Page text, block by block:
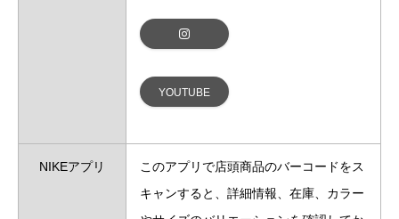
YOUTUBE
NIKEアプリ
このアプリで店頭商品のバーコードをス
キャンすると、詳細情報、在庫、カラー